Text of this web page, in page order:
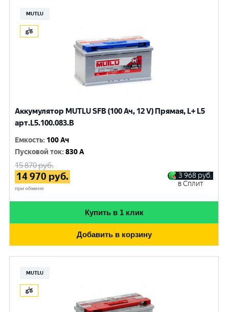
MUTLU
Аккумулятор MUTLU SFB (100 Ач, 12 V) Прямая, L+ L5
арт.L5.100.083.B
Емкость: 100 Ач
Пусковой ток:830 A
15 870руб.
14 970 руб.
при обмене
3 968 руб.
в Сплит
Купить в 1 клик
Добавить в корзину
MUTLU